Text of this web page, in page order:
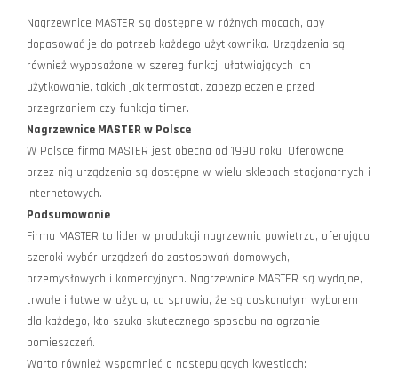
Nagrzewnice MASTER są dostępne w różnych mocach, aby
dopasować je do potrzeb każdego użytkownika. Urządzenia są
również wyposażone w szereg funkcji ułatwiających ich
użytkowanie, takich jak termostat, zabezpieczenie przed
przegrzaniem czy funkcja timer.
Nagrzewnice MASTER w Polsce
W Polsce firma MASTER jest obecna od 1990 roku. Oferowane
przez nią urządzenia są dostępne w wielu sklepach stacjonarnych i
internetowych.
Podsumowanie
Firma MASTER to lider w produkcji nagrzewnic powietrza, oferująca
szeroki wybór urządzeń do zastosowań domowych,
przemysłowych i komercyjnych. Nagrzewnice MASTER są wydajne,
trwałe i łatwe w użyciu, co sprawia, że są doskonałym wyborem
dla każdego, kto szuka skutecznego sposobu na ogrzanie
pomieszczeń.
Warto również wspomnieć o następujących kwestiach: